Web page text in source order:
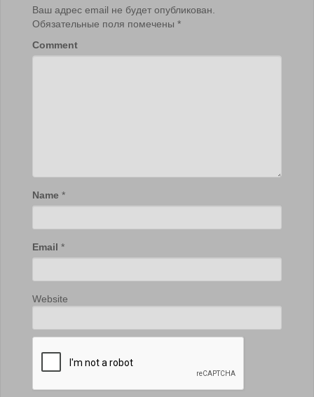
Ваш адрес email не будет опубликован.
Обязательные поля помечены *
Comment
Name *
Email *
Website